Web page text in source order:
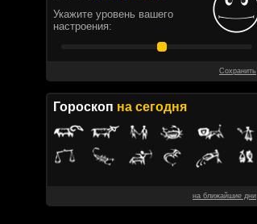
Укажите уровень вашего
настроения:
Сохранить
Гороскоп на сегодня
на ближайшие дни